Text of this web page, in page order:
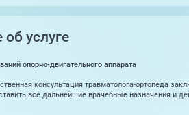
услуге
опорно-двигательного аппарата
консультация травматолога-ортопеда
все дальнейшие врачебные назначения и